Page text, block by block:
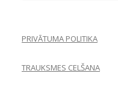
PRIVĀTUMA POLITIKA
TRAUKSMES CELŠANA